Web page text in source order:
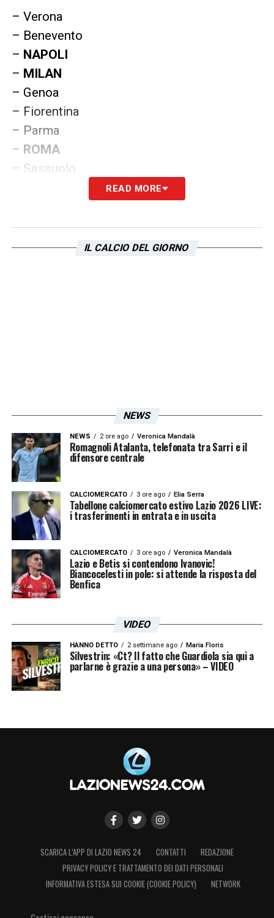
– Verona
– Benevento
– NAPOLI
– MILAN
– Genoa
– Fiorentina
– Parma
– ROMA
– Sassuolo
– Fiorentina
–JUVENTUS
–ROMA
– Bologna
– Sassuolo
– Parma
– Benevento
– Genoa
. JUVENTUS
–NAPOLI
– Genoa
– Parma
. NAPOLI
READ MORE
IL CALCIO DEL GIORNO
NEWS
NEWS 2 ore ago Veronica Mandalà
Romagnoli Atalanta, telefonata tra Sarri e il
difensore centrale
CALCIOMERCATO 3 ore ago Elia Serra
Tabellone calciomercato estivo Lazio 2026 LIVE:
i trasferimenti in entrata e in uscita
CALCIOMERCATO 3 ore ago Veronica Mandalà
Lazio e Betis si contendono Ivanovic!
Biancocelesti in pole: si attende la risposta del
Benfica
VIDEO
HANNO DETTO 2 settimane ago Maria Floris
Silvestrin: «Ct? Il fatto che Guardiola sia qui a
parlarne è grazie a una persona» – VIDEO
SCARICA L’APP DI LAZIO NEWS 24 CONTATTI
REDAZIONE
PRIVACY POLICY E TRATTAMENTO DEI DATI PERSONALI
INFORMATIVA ESTESA SUI COOKIE (COOKIE POLICY)
NETWORK